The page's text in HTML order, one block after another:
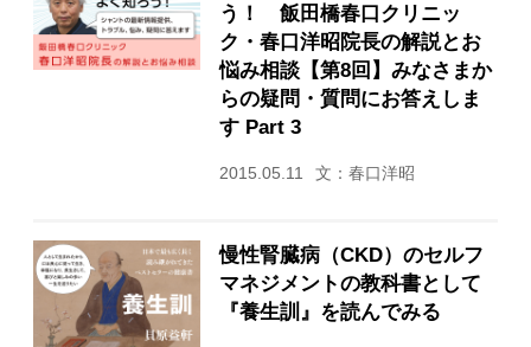
う！ 飯田橋春口クリニッ
ク・春口洋昭院長の解説とお
悩み相談【第8回】みなさまか
らの疑問・質問にお答えしま
す Part 3
2015.05.11 文：春口洋昭
慢性腎臓病（CKD）のセルフ
マネジメントの教科書として
『養生訓』を読んでみる